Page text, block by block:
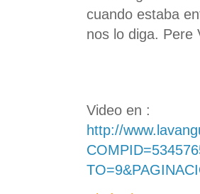
cuando estaba
nos lo diga. Pere
Video en :
http://